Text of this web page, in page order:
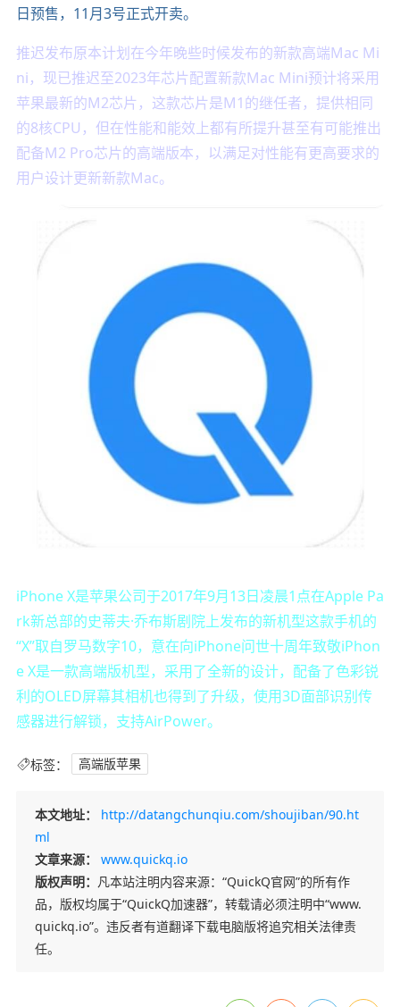
日预售，11月3号正式开卖。
推迟发布原本计划在今年晚些时候发布的新款高端Mac Mi
ni，现已推迟至2023年芯片配置新款Mac Mini预计将采用
苹果最新的M2芯片，这款芯片是M1的继任者，提供相同
的8核CPU，但在性能和能效上都有所提升甚至有可能推出
配备M2 Pro芯片的高端版本，以满足对性能有更高要求的
用户设计更新新款Mac。
iPhone X是苹果公司于2017年9月13日凌晨1点在Apple Pa
rk新总部的史蒂夫·乔布斯剧院上发布的新机型这款手机的
“X”取自罗马数字10，意在向iPhone问世十周年致敬iPhon
e X是一款高端版机型，采用了全新的设计，配备了色彩锐
利的OLED屏幕其相机也得到了升级，使用3D面部识别传
感器进行解锁，支持AirPower。
标签： 高端版苹果
本文地址：
http://datangchunqiu.com/shoujiban/90.ht
ml
文章来源：
www.quickq.io
版权声明： 凡本站注明内容来源：“QuickQ官网”的所有作
品，版权均属于“QuickQ加速器”，转载请必须注明中“www.
quickq.io”。违反者有道翻译下载电脑版将追究相关法律责
任。